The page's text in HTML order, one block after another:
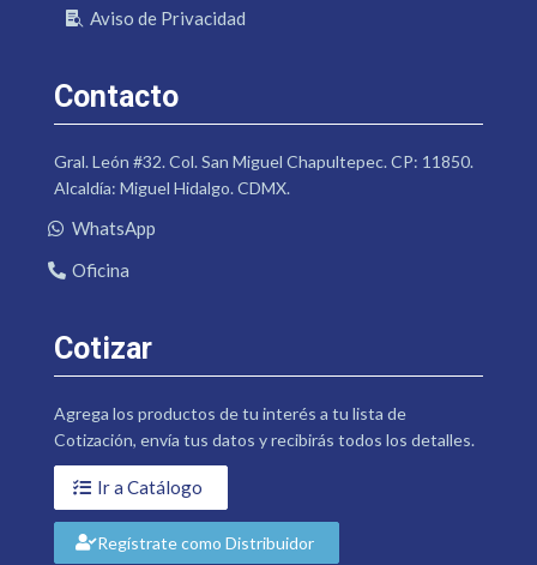
Aviso de Privacidad
Contacto
Gral. León #32. Col. San Miguel Chapultepec. CP: 11850.
Alcaldía: Miguel Hidalgo. CDMX.
WhatsApp
Oficina
Cotizar
Agrega los productos de tu interés a tu lista de
Cotización, envía tus datos y recibirás todos los detalles.
Ir a Catálogo
Regístrate como Distribuidor